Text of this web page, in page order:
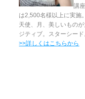
講
は2,500名様以上に実施。
天使、月、美しいもの
ジティブ。スターシード
>>詳しくはこちらから